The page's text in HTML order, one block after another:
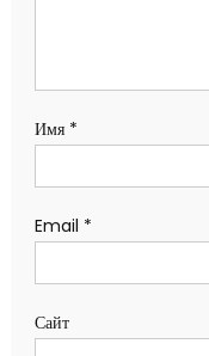
Имя *
Email *
Сайт